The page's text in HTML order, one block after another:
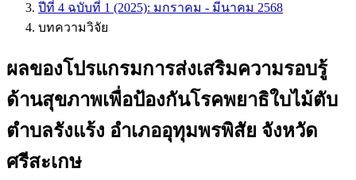
ปีที่ 4 ฉบับที่ 1 (2025): มกราคม - มีนาคม 2568
บทความวิจัย
ผลของโปรแกรมการส่งเสริมความรอบรู้
ด้านสุขภาพเพื่อป้องกันโรคพยาธิใบไม้ตับ
ตำบลรังแร้ง อำเภออุทุมพรพิสัย จังหวัด
ศรีสะเกษ